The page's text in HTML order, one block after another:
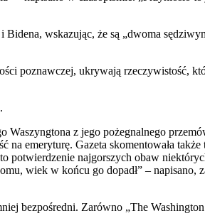
wskazując, że są „dwoma
poznawczej, ukrywają rzeczywistość,
Waszyngtona z jego pożegnalnego
emeryturę. Gazeta skomentowała także
potwierdzenie najgorszych obaw
wiek w końcu go dopadł” – napisano,
bezpośredni. Zarówno „The